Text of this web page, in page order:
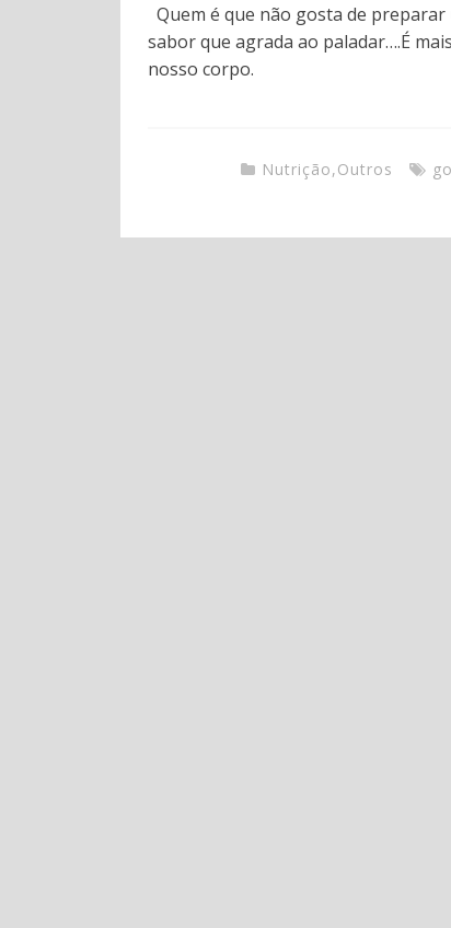
Quem é que não gosta de
sabor que agrada ao paladar….É
nosso corpo.
Nutrição,Outros